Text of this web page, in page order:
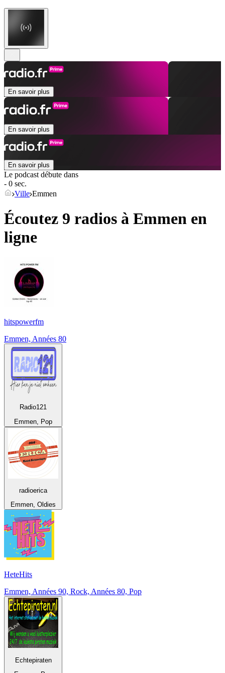
En savoir plus
En savoir plus
En savoir plus
Le podcast débute dans
- 0 sec.
Ville Emmen
Écoutez 9 radios à Emmen en
ligne
hitspowerfm
Emmen, Années 80
Radio121
Emmen, Pop
radioerica
Emmen, Oldies
HeteHits
Emmen, Années 90, Rock, Années 80, Pop
Echtepiraten